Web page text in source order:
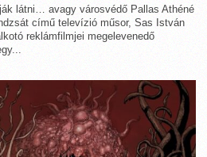
látni… avagy városvédő Pallas Athéné
című televízió műsor, Sas István
reklámfilmjei megelevenedő